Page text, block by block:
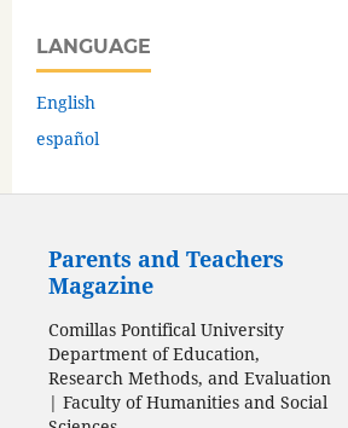
LANGUAGE
English
español
Parents and Teachers
Magazine
Comillas Pontifical University
Department of Education,
Research Methods, and Evaluation
| Faculty of Humanities and Social